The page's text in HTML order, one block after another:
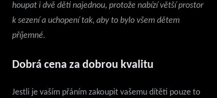
houpat i dvě děti najednou, protože nabízí větší prostor
k sezení a uchopení tak, aby to bylo všem dětem
příjemné.
Dobrá cena za dobrou kvalitu
Jestli je vaším přáním zakoupit vašemu dítěti pouze to